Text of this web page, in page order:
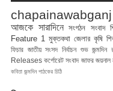
আজকে সারাদিনে সংগঠন সংবাদ
Feature 1 মুক্তকথা জেলার কৃষি
ফিচার জাতীয় সংসদ নির্বাচন শুভ জন্মদিন
Releases কর্পোরেট সংবাদ জাফর জয়নাল
কবিতা জন্মদিন পাঠকের চিঠি